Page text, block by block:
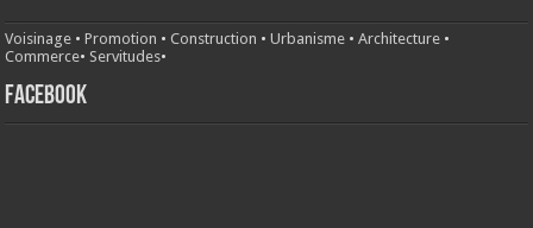
Voisinage •Promotion •Construction •Urbanisme •Architecture •
Commerce• Servitudes•
FACEBOOK